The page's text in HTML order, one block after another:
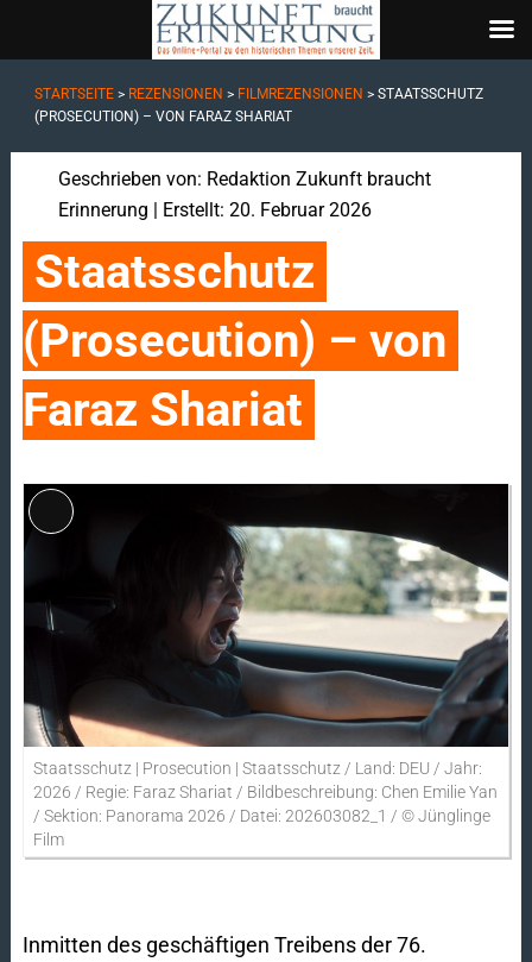
STARTSEITE> REZENSIONEN > FILMREZENSIONEN > STAATSSCHUTZ
(PROSECUTION) – VON FARAZ SHARIAT
Geschrieben von: Redaktion Zukunft braucht
Erinnerung | Erstellt: 20. Februar 2026
Staatsschutz
(Prosecution) – von
Faraz Shariat
Lange
Beschreibung
Staatsschutz | Prosecution | Staatsschutz / Land: DEU / Jahr:
2026 / Regie: Faraz Shariat / Bildbeschreibung: Chen Emilie Yan
/ Sektion: Panorama 2026 / Datei: 202603082_1 / © Jünglinge
Film
Inmitten des geschäftigen Treibens der 76.